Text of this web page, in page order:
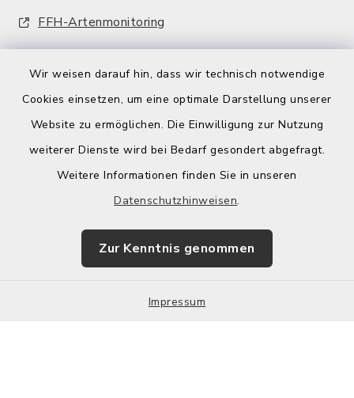
Wir weisen darauf hin, dass wir technisch notwendige
Cookies einsetzen, um eine optimale Darstellung unserer
Website zu ermöglichen. Die Einwilligung zur Nutzung
weiterer Dienste wird bei Bedarf gesondert abgefragt.
Weitere Informationen finden Sie in unseren
Datenschutzhinweisen.
Zur Kenntnis genommen
Impressum
FFH-Artenmonitoring
Barrierefreiheit
Impressum
Sitemap